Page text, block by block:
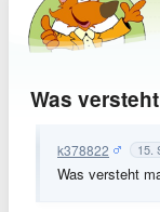
Was
k378822 15.
Was versteht